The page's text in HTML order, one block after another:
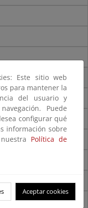
Este sitio web
para mantener la
del usuario y
Puede
configurar qué
información sobre
Política de
Aceptar cookies